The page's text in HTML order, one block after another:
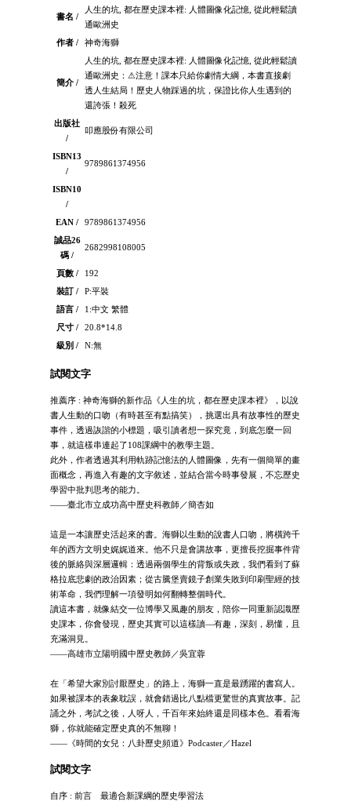
書名 /
人生的坑, 都在歷史課本裡: 人體圖像化記憶, 從此輕鬆讀
通歐洲史
作者 /
神奇海獅
簡介 /
人生的坑, 都在歷史課本裡: 人體圖像化記憶, 從此輕鬆讀
通歐洲史：⚠注意！課本只給你劇情大綱，本書直接劇
透人生結局！歷史人物踩過的坑，保證比你人生遇到的
還誇張！殺死
出版社
/
叩應股份有限公司
ISBN13
/
9789861374956
ISBN10
/
EAN /
9789861374956
誠品26
碼 /
2682998108005
頁數 /
192
裝訂 /
P:平裝
語言 /
1:中文 繁體
尺寸 /
20.8*14.8
級別 /
N:無
試閱文字
推薦序 : 神奇海獅的新作品《人生的坑，都在歷史課本裡》，以說
書人生動的口吻（有時甚至有點搞笑），挑選出具有故事性的歷史
事件，透過詼諧的小標題，吸引讀者想一探究竟，到底怎麼一回
事，就這樣串連起了108課綱中的教學主題。
此外，作者透過其利用軌跡記憶法的人體圖像，先有一個簡單的畫
面概念，再進入有趣的文字敘述，並結合當今時事發展，不忘歷史
學習中批判思考的能力。
——臺北市立成功高中歷史科教師／簡杏如
這是一本讓歷史活起來的書。海獅以生動的說書人口吻，將橫跨千
年的西方文明史娓娓道來。他不只是會講故事，更擅長挖掘事件背
後的脈絡與深層邏輯：透過兩個學生的背叛或失政，我們看到了蘇
格拉底悲劇的政治因素；從古騰堡賣鏡子創業失敗到印刷聖經的技
術革命，我們理解一項發明如何翻轉整個時代。
讀這本書，就像結交一位博學又風趣的朋友，陪你一同重新認識歷
史課本，你會發現，歷史其實可以這樣讀—有趣，深刻，易懂，且
充滿洞見。
——高雄市立陽明國中歷史教師／吳宜蓉
在「希望大家別討厭歷史」的路上，海獅一直是最踴躍的書寫人。
如果被課本的表象耽誤，就會錯過比八點檔更驚世的真實故事。記
誦之外，考試之後，人呀人，千百年來始終還是同樣本色。看看海
獅，你就能確定歷史真的不無聊！
——《時間的女兒：八卦歷史頻道》Podcaster／Hazel
試閱文字
自序 : 前言 最適合新課綱的歷史學習法